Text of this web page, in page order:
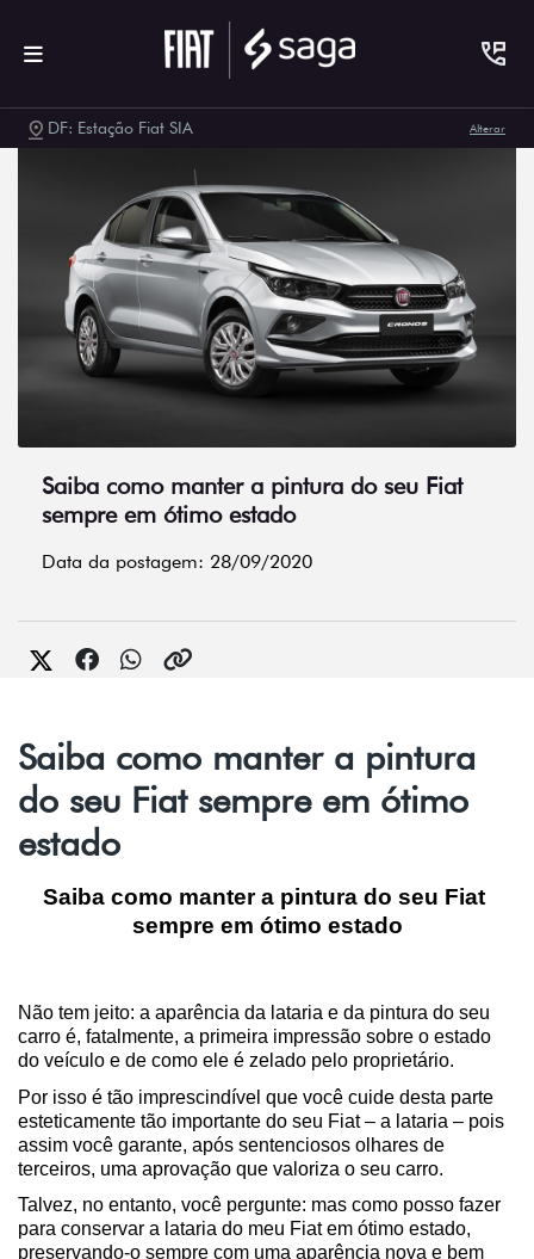
DF: Estação Fiat SIA Alterar
Saiba como manter a pintura do seu Fiat
sempre em ótimo estado
Data da postagem: 28/09/2020
Saiba como manter a pintura
do seu Fiat sempre em ótimo
estado
Saiba como manter a pintura do seu Fiat
sempre em ótimo estado
Não tem jeito: a aparência da lataria e da pintura do seu
carro é, fatalmente, a primeira impressão sobre o estado
do veículo e de como ele é zelado pelo proprietário.
Por isso é tão imprescindível que você cuide desta parte
esteticamente tão importante do seu Fiat – a lataria – pois
assim você garante, após sentenciosos olhares de
terceiros, uma aprovação que valoriza o seu carro.
Talvez, no entanto, você pergunte: mas como posso fazer
para conservar a lataria do meu Fiat em ótimo estado,
preservando-o sempre com uma aparência nova e bem